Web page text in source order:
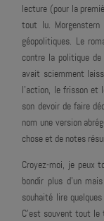
lecture (pour la
tout lu.
géopolitiques. Le
contre la politique
avait sciemment
l'action, le frisson et
son devoir de faire
nom une version
chose et de notes
Croyez-moi, je peux
bondir plus d'un
souhaité lire
C'est souvent tout le